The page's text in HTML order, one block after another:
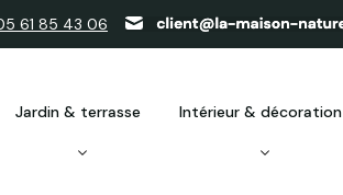
61 85 43 06
jardin & terrasse
intérieur & décoration